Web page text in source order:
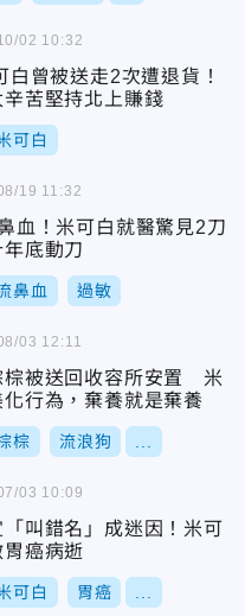
白曾被送走2次遭退貨！
苦堅持北上賺錢
可白
02 10:32
血！米可白就醫驚見2刀
底動刀
鼻血 過敏
19 11:32
棕被送回收容所安置 米
行為，棄養就是棄養
棕 流浪狗
03 12:11
叫錯名」成迷因！米可
胃癌病逝
可白 胃癌
03 10:09